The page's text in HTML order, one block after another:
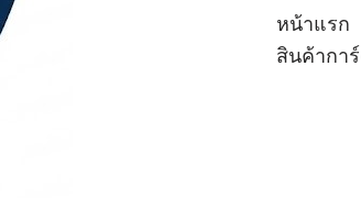
หน้าแรก
สินค้าการ์